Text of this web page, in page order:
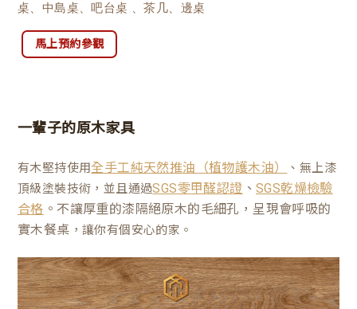
桌、中島桌、吧台桌 、茶几、邊桌
馬上預約參觀
一輩子的原木家具
有木堅持使用全手工純天然推油（植物護木油）
、無上漆
頂級塗裝技術，並且通過SGS零甲醛認證 、SGS乾燥檢驗
合格 。不讓厚重的漆隔絕原木的毛細孔，呈現會呼吸的
實木餐桌 ，讓你有個安心的家。